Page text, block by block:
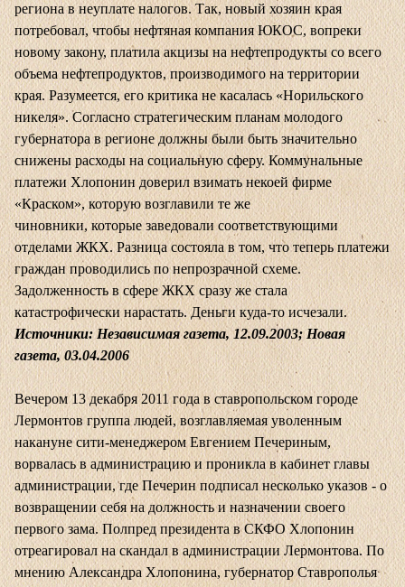
региона в неуплате налогов. Так, новый хозяин края
потребовал, чтобы нефтяная компания ЮКОС, вопреки
новому закону, платила акцизы на нефтепродукты со всего
объема нефтепродуктов, производимого на территории
края. Разумеется, его критика не касалась «Норильского
никеля». Согласно стратегическим планам молодого
губернатора в регионе должны были быть значительно
снижены расходы на социальную сферу. Коммунальные
платежи Хлопонин доверил взимать некоей фирме
«Краском», которую возглавили те же
чиновники, которые заведовали соответствующими
отделами ЖКХ. Разница состояла в том, что теперь платежи
граждан проводились по непрозрачной схеме.
Задолженность в сфере ЖКХ сразу же стала
катастрофически нарастать. Деньги куда-то исчезали.
Источники: Независимая газета, 12.09.2003; Новая
газета, 03.04.2006
Вечером 13 декабря 2011 года в ставропольском городе
Лермонтов группа людей, возглавляемая уволенным
накануне сити-менеджером Евгением Печериным,
ворвалась в администрацию и проникла в кабинет главы
администрации, где Печерин подписал несколько указов - о
возвращении себя на должность и назначении своего
первого зама. Полпред президента в СКФО Хлопонин
отреагировал на скандал в администрации Лермонтова. По
мнению Александра Хлопонина, губернатор Ставрополья